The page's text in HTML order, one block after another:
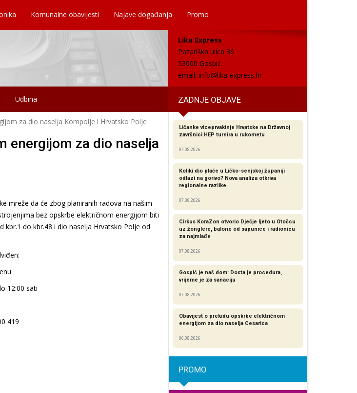
Komunalne obavijesti Najave događanja Promo
Lika Express
Pazariška ulica 36
53000 Gospić
email: info@lika-express.hr
Udbina ZADNJE OBJAVE
za dio naselja Kompolje i Hrvatsko Polje
energijom za dio naselja
mreže da će zbog planiranih radova na našim
bez opskrbe električnom energijom biti
kbr.1 do kbr.48 i dio naselja Hrvatsko Polje od
12:00 sati
419
Ličanke viceprvakinje Hrvatske na Državnoj
završnici HEP turnira u rukometu
07.08.2026
Koliki dio plaće u Ličko-senjskoj županiji
odlazi na gorivo? Nova analiza otkriva
regionalne razlike​
07.08.2026
Cirkus KoraZon otvorio Dječje ljeto u Otočcu
uz žonglere, balone od sapunice i radionicu
za najmlađe
07.08.2026
Gospić je naš dom: Dosta je procedura,
vrijeme je za sanaciju
07.08.2026
Obavijest o prekidu opskrbe električnom
energijom za dio naselja Cesarica
06.08.2026
PROMO